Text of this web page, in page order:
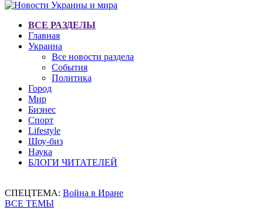
ВСЕ РАЗДЕЛЫ
Главная
Украина
Все новости раздела
События
Политика
Город
Мир
Бизнес
Спорт
Lifestyle
Шоу-биз
Наука
БЛОГИ ЧИТАТЕЛЕЙ
СПЕЦТЕМА: Война в Иране
ВСЕ ТЕМЫ